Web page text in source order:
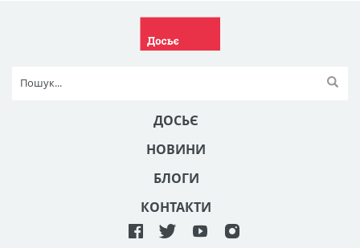
ДОСЬЄ
НОВИНИ
БЛОГИ
КОНТАКТИ